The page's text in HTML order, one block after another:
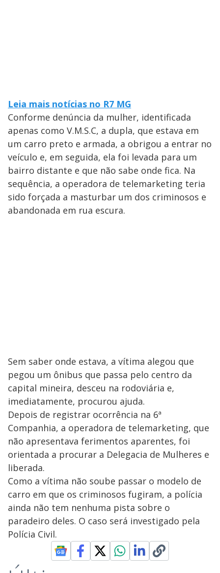
Leia mais notícias no R7 MG
Conforme denúncia da mulher, identificada
apenas como V.M.S.C, a dupla, que estava em
um carro preto e armada, a obrigou a entrar no
veículo e, em seguida, ela foi levada para um
bairro distante e que não sabe onde fica. Na
sequência, a operadora de telemarketing teria
sido forçada a masturbar um dos criminosos e
abandonada em rua escura.
Sem saber onde estava, a vítima alegou que
pegou um ônibus que passa pelo centro da
capital mineira, desceu na rodoviária e,
imediatamente, procurou ajuda.
Depois de registrar ocorrência na 6ª
Companhia, a operadora de telemarketing, que
não apresentava ferimentos aparentes, foi
orientada a procurar a Delegacia de Mulheres e
liberada.
Como a vítima não soube passar o modelo de
carro em que os criminosos fugiram, a polícia
ainda não tem nenhuma pista sobre o
paradeiro deles. O caso será investigado pela
Polícia Civil.